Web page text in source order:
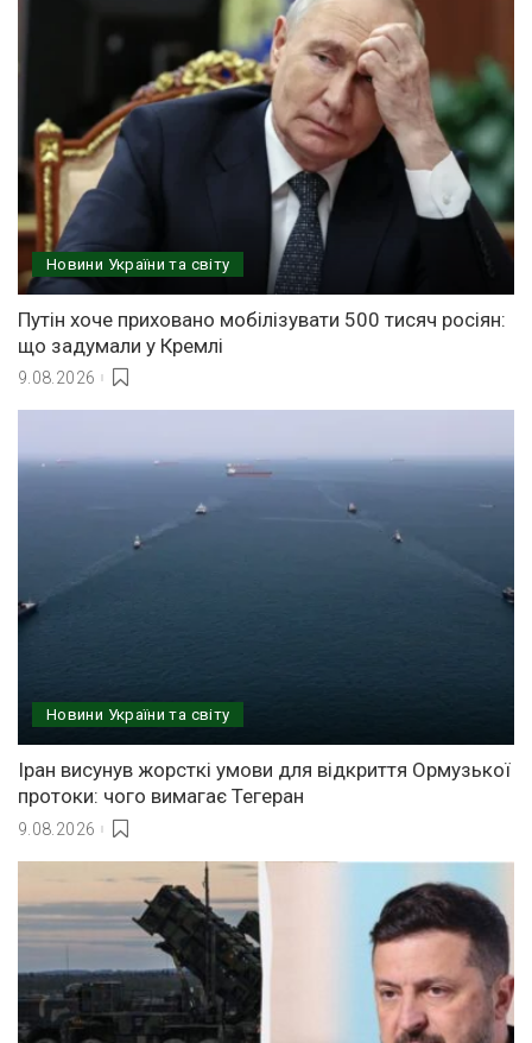
Новини України та світу
Путін хоче приховано мобілізувати 500 тисяч росіян:
що задумали у Кремлі
9.08.2026
Новини України та світу
Іран висунув жорсткі умови для відкриття Ормузької
протоки: чого вимагає Тегеран
9.08.2026